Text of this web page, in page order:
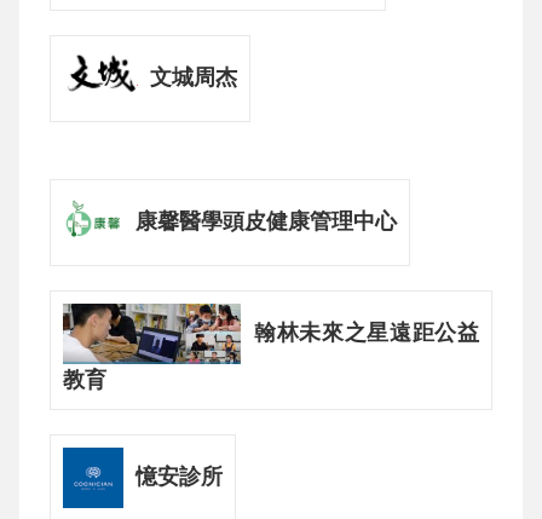
文城周杰
康馨醫學頭皮健康管理中心
翰林未來之星遠距公益
教育
憶安診所